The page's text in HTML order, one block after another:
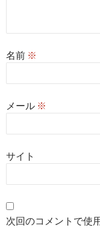
名前 ※
メール ※
サイト
次回のコメントで使